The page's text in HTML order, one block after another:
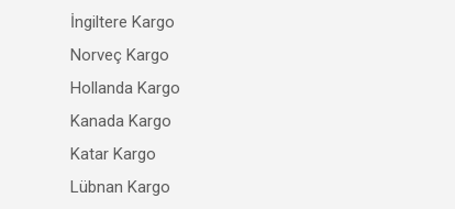
İngiltere Kargo
Norveç Kargo
Hollanda Kargo
Kanada Kargo
Katar Kargo
Lübnan Kargo